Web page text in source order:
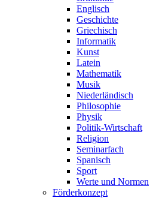
Englisch
Geschichte
Griechisch
Informatik
Kunst
Latein
Mathematik
Musik
Niederländisch
Philosophie
Physik
Politik-Wirtschaft
Religion
Seminarfach
Spanisch
Sport
Werte und Normen
Förderkonzept